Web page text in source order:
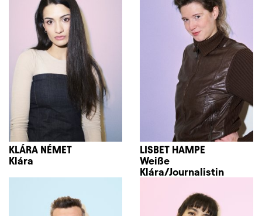
KLÁRA NÉMET
Klára
LISBET HAMPE
Weiße
Klára/Journalistin